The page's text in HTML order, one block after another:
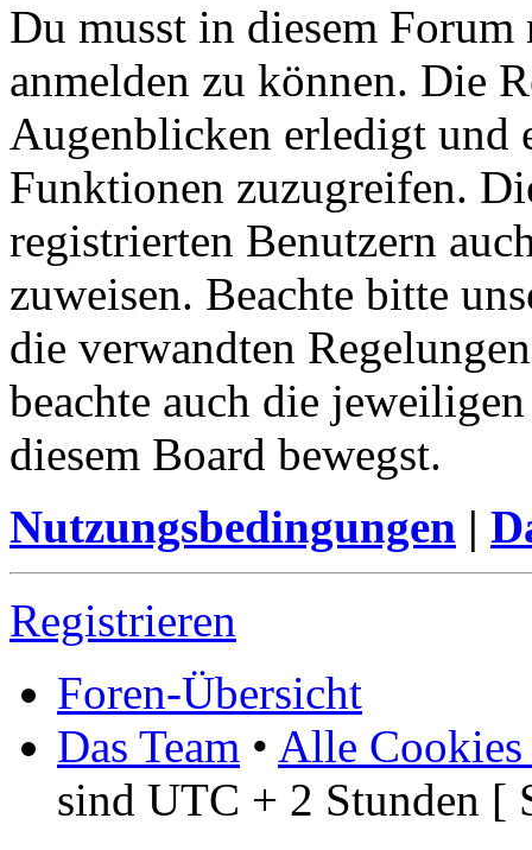
Du musst in diesem
anmelden zu können. Die
Augenblicken erledigt und
Funktionen zuzugreifen.
registrierten Benutzern
zuweisen. Beachte bitte
die verwandten
beachte auch die
diesem Board bewegst.
Nutzungsbedingungen |
Registrieren
Foren-Übersicht
Das Team • Alle Cookies
sind UTC + 2 Stunden [